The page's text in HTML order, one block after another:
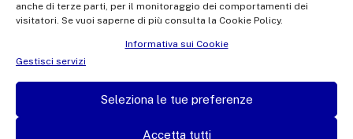
anche di terze parti, per il monitoraggio dei comportamenti dei
visitatori. Se vuoi saperne di più consulta la Cookie Policy.
Informativa sui Cookie
Gestisci servizi
Seleziona le tue preferenze
Accetta tutti
Facebook Twitter Instagram LinkedIn
Privacy Policy